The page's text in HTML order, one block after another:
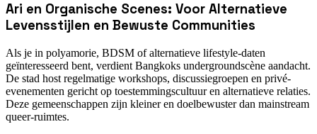
Ari en Organische Scenes: Voor Alternatieve
Levensstijlen en Bewuste Communities
Als je in polyamorie, BDSM of alternatieve lifestyle-daten
geïnteresseerd bent, verdient Bangkoks undergroundscène aandacht.
De stad host regelmatige workshops, discussiegroepen en privé-
evenementen gericht op toestemmingscultuur en alternatieve relaties.
Deze gemeenschappen zijn kleiner en doelbewuster dan mainstream
queer-ruimtes.